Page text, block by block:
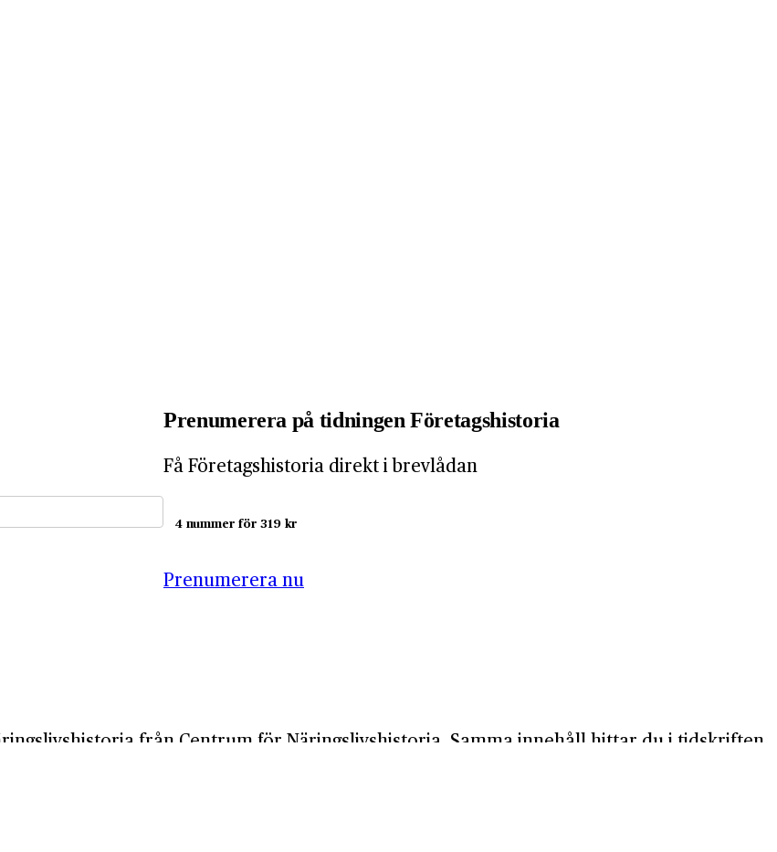
Prenumerera på tidningen Företagshistoria
Få Företagshistoria direkt i brevlådan
4 nummer för 319 kr
Prenumerera nu
från Centrum för Näringslivshistoria. Samma innehåll hittar du i tidskriften